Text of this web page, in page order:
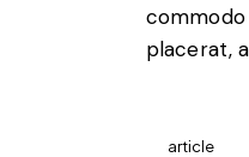
commodo
placerat,
article